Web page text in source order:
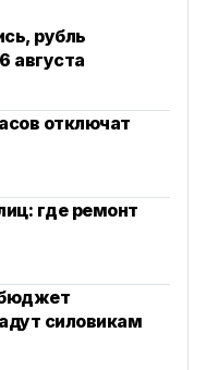
рубль
августа
отключат
где ремонт
бюджет
силовикам